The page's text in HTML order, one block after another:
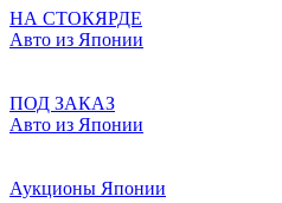
НА СТОКЯРДЕ
Авто из Японии
ПОД ЗАКАЗ
Авто из Японии
Аукционы Японии